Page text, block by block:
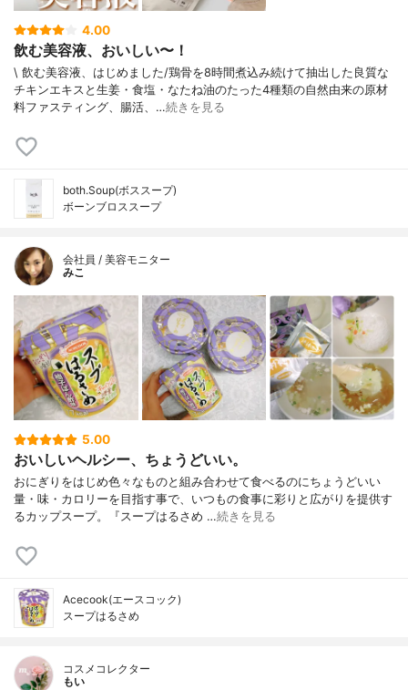
4.00
飲む美容液、おいしい〜！
\ 飲む美容液、はじめました/⁡鶏骨を8時間煮込み続けて抽出した良質な
チキンエキスと生姜・食塩・なたね油のたった4種類の自然由来の原材
料⁡ファスティング、腸活、…続きを見る
both.Soup(ボススープ)
ボーンブロススープ
会社員 / 美容モニター
みこ
5.00
おいしいヘルシー、ちょうどいい。
おにぎりをはじめ色々なものと組み合わせて食べるのにちょうどいい
量・味・カロリーを目指す事で、いつもの食事に彩りと広がりを提供す
るカップスープ。『スープはるさめ …続きを見る
Acecook(エースコック)
スープはるさめ
コスメコレクター
もい